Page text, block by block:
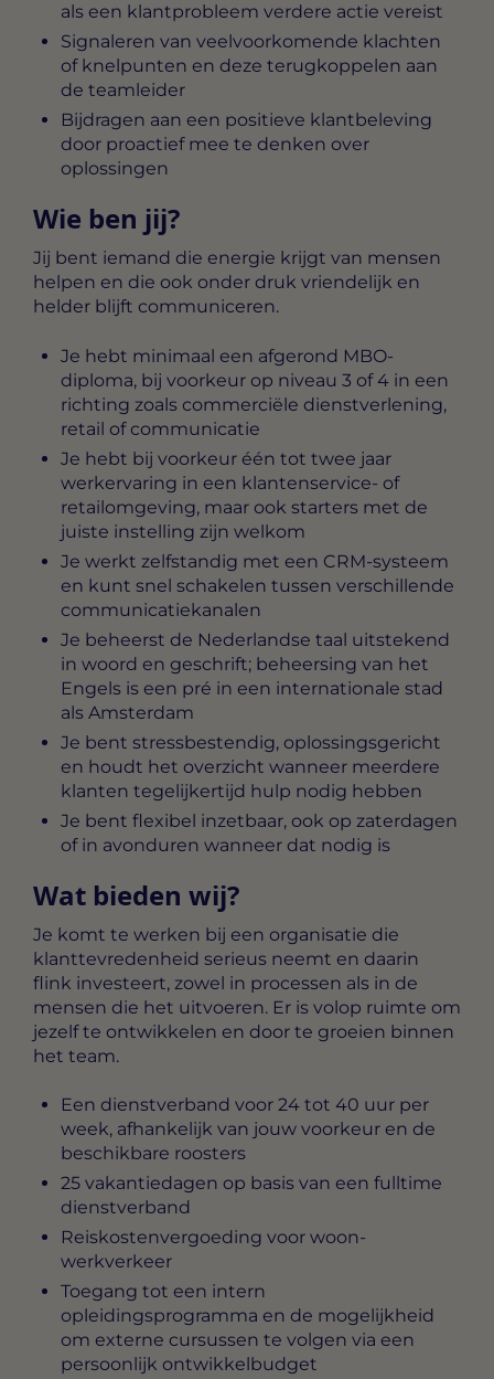
als een klantprobleem verdere actie vereist
Signaleren van veelvoorkomende klachten
of knelpunten en deze terugkoppelen aan
de teamleider
Bijdragen aan een positieve klantbeleving
door proactief mee te denken over
oplossingen
Wie ben jij?
Jij bent iemand die energie krijgt van mensen
helpen en die ook onder druk vriendelijk en
helder blijft communiceren.
Je hebt minimaal een afgerond MBO-
diploma, bij voorkeur op niveau 3 of 4 in een
richting zoals commerciële dienstverlening,
retail of communicatie
Je hebt bij voorkeur één tot twee jaar
werkervaring in een klantenservice- of
retailomgeving, maar ook starters met de
juiste instelling zijn welkom
Je werkt zelfstandig met een CRM-systeem
en kunt snel schakelen tussen verschillende
communicatiekanalen
Je beheerst de Nederlandse taal uitstekend
in woord en geschrift; beheersing van het
Engels is een pré in een internationale stad
als Amsterdam
Je bent stressbestendig, oplossingsgericht
en houdt het overzicht wanneer meerdere
klanten tegelijkertijd hulp nodig hebben
Je bent flexibel inzetbaar, ook op zaterdagen
of in avonduren wanneer dat nodig is
Wat bieden wij?
Je komt te werken bij een organisatie die
klanttevredenheid serieus neemt en daarin
flink investeert, zowel in processen als in de
mensen die het uitvoeren. Er is volop ruimte om
jezelf te ontwikkelen en door te groeien binnen
het team.
Een dienstverband voor 24 tot 40 uur per
week, afhankelijk van jouw voorkeur en de
beschikbare roosters
25 vakantiedagen op basis van een fulltime
dienstverband
Reiskostenvergoeding voor woon-
werkverkeer
Toegang tot een intern
opleidingsprogramma en de mogelijkheid
om externe cursussen te volgen via een
persoonlijk ontwikkelbudget